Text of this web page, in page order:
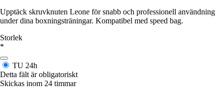
Upptäck skruvknuten Leone för snabb och professionell användning
under dina boxningsträningar. Kompatibel med speed bag.
Storlek
*
TU 24h
Detta fält är obligatoriskt
Skickas inom 24 timmar